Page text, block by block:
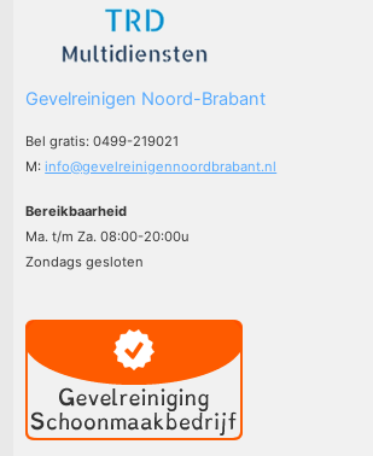
Gevelreinigen Noord-Brabant
Bel gratis: 0499-219021
M:info@gevelreinigennoordbrabant.nl
Bereikbaarheid
Ma. t/m Za. 08:00-20:00u
Zondags gesloten